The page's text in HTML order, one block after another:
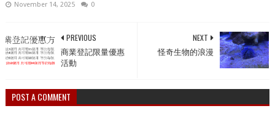
November 14, 2025 0
NEXT
怪奇生物的浪漫
PREVIOUS
商業登記限量優惠
活動
POST A COMMENT